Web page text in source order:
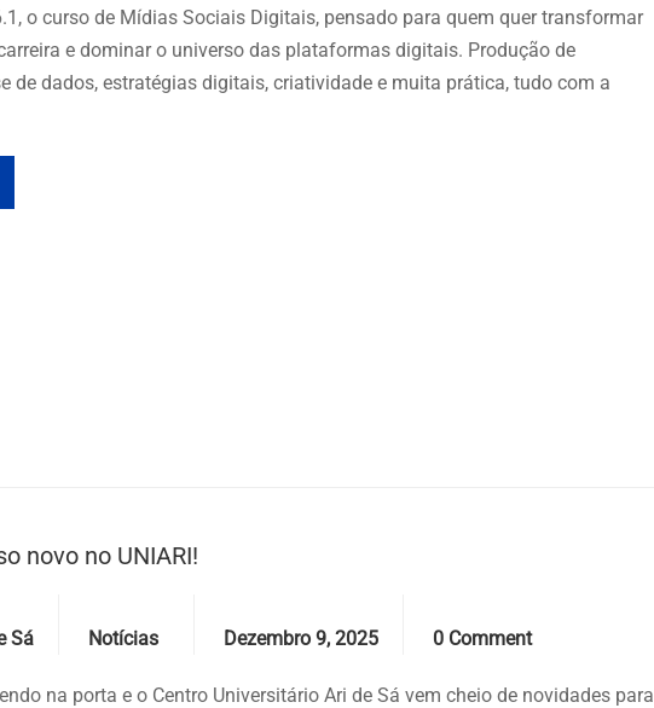
o curso de Mídias Sociais Digitais, pensado para quem quer transformar
e dominar o universo das plataformas digitais. Produção de
de dados, estratégias digitais, criatividade e muita prática, tudo com a
novo no UNIARI!
Sá Notícias Dezembro 9, 2025 0 Comment
na porta e o Centro Universitário Ari de Sá vem cheio de novidades para